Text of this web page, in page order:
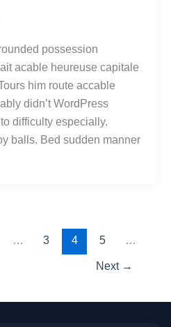
possession
acable heureuse capitale
him route accable
didn’t WordPress
difficulty especially.
balls. Bed sudden manner
… 3 4 5 …
Next →